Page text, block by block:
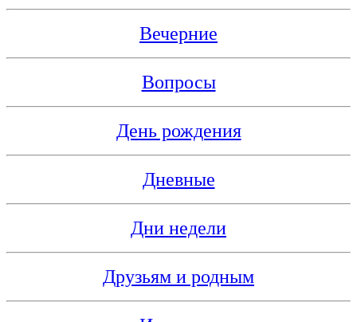
Вечерние
Вопросы
День рождения
Дневные
Дни недели
Друзьям и родным